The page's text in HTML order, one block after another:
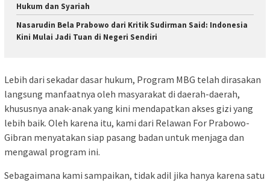
Hukum dan Syariah
Nasarudin Bela Prabowo dari Kritik Sudirman Said: Indonesia
Kini Mulai Jadi Tuan di Negeri Sendiri
Lebih dari sekadar dasar hukum, Program MBG telah dirasakan
langsung manfaatnya oleh masyarakat di daerah-daerah,
khususnya anak-anak yang kini mendapatkan akses gizi yang
lebih baik. Oleh karena itu, kami dari Relawan For Prabowo-
Gibran menyatakan siap pasang badan untuk menjaga dan
mengawal program ini.
Sebagaimana kami sampaikan, tidak adil jika hanya karena satu